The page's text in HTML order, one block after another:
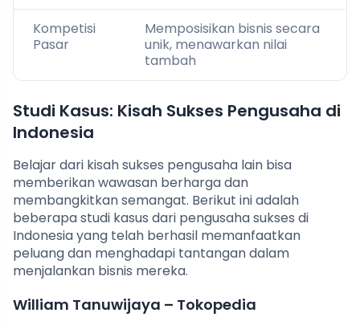
Kompetisi
Pasar
Memposisikan bisnis secara
unik, menawarkan nilai
tambah
Studi Kasus: Kisah Sukses Pengusaha di
Indonesia
Belajar dari kisah sukses pengusaha lain bisa
memberikan wawasan berharga dan
membangkitkan semangat. Berikut ini adalah
beberapa studi kasus dari pengusaha sukses di
Indonesia yang telah berhasil memanfaatkan
peluang dan menghadapi tantangan dalam
menjalankan bisnis mereka.
William Tanuwijaya – Tokopedia